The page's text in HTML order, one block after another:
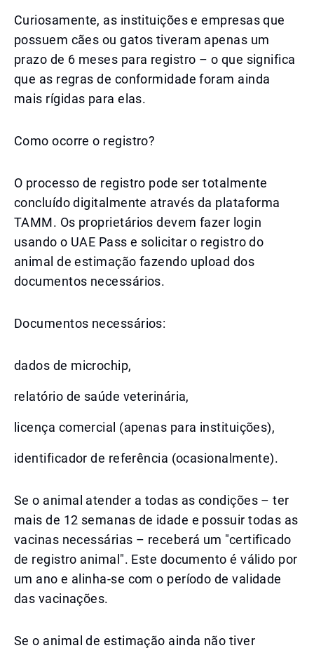
Curiosamente, as instituições e empresas que
possuem cães ou gatos tiveram apenas um
prazo de 6 meses para registro – o que significa
que as regras de conformidade foram ainda
mais rígidas para elas.
Como ocorre o registro?
O processo de registro pode ser totalmente
concluído digitalmente através da plataforma
TAMM. Os proprietários devem fazer login
usando o UAE Pass e solicitar o registro do
animal de estimação fazendo upload dos
documentos necessários.
Documentos necessários:
dados de microchip,
relatório de saúde veterinária,
licença comercial (apenas para instituições),
identificador de referência (ocasionalmente).
Se o animal atender a todas as condições – ter
mais de 12 semanas de idade e possuir todas as
vacinas necessárias – receberá um "certificado
de registro animal". Este documento é válido por
um ano e alinha-se com o período de validade
das vacinações.
Se o animal de estimação ainda não tiver